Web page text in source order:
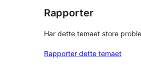
Rapporter
Har dette temaet store
Rapporter dette temaet